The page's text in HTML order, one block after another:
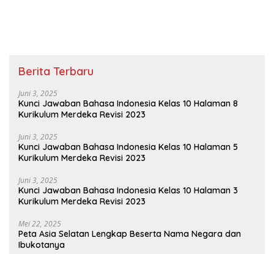
Berita Terbaru
Juni 3, 2025
Kunci Jawaban Bahasa Indonesia Kelas 10 Halaman 8
Kurikulum Merdeka Revisi 2023
Juni 3, 2025
Kunci Jawaban Bahasa Indonesia Kelas 10 Halaman 5
Kurikulum Merdeka Revisi 2023
Juni 3, 2025
Kunci Jawaban Bahasa Indonesia Kelas 10 Halaman 3
Kurikulum Merdeka Revisi 2023
Mei 22, 2025
Peta Asia Selatan Lengkap Beserta Nama Negara dan
Ibukotanya